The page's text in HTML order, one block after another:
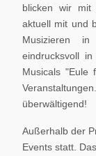
blicken wir
aktuell mit und
Musizieren
eindrucksvoll
Musicals "Eule
überwältigend!
Außerhalb der
Events statt.